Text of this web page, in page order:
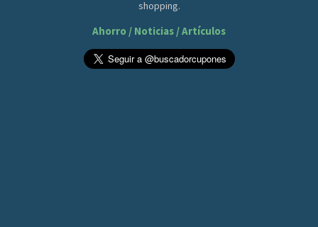
shopping.
Ahorro / Noticias / Artículos